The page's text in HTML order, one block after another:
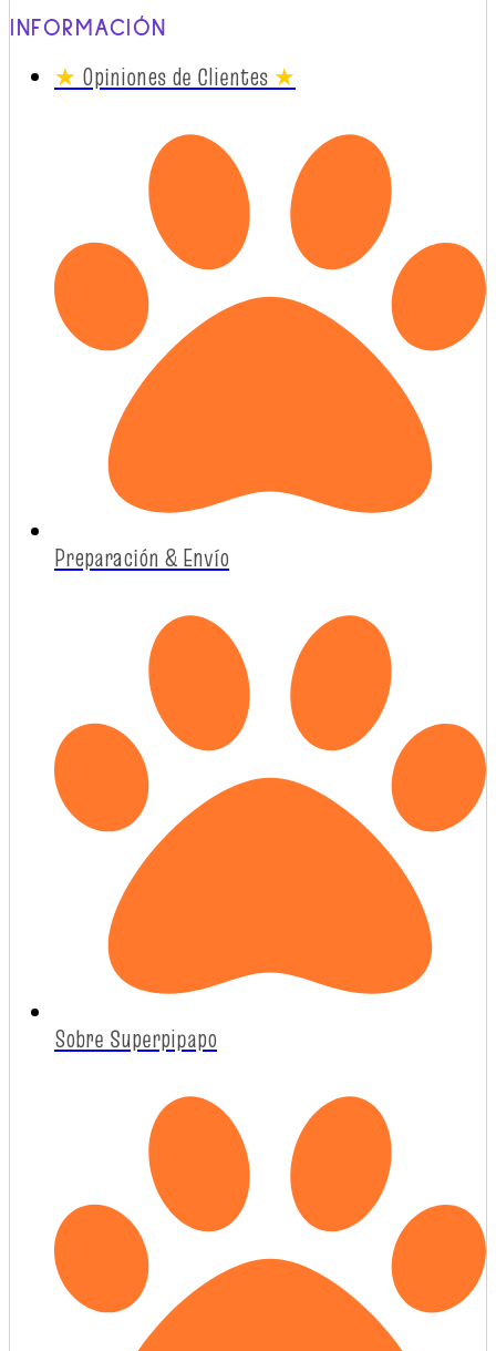
INFORMACIÓN
★ Opiniones de Clientes ★
Preparación & Envío
Sobre Superpipapo